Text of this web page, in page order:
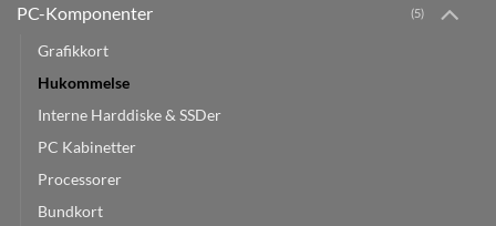
PC-Komponenter (5)
Grafikkort
Hukommelse
Interne Harddiske & SSDer
PC Kabinetter
Processorer
Bundkort